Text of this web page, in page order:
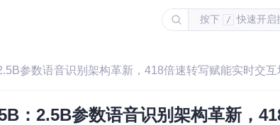
按下 / 快速开启
参数语音识别架构革新，418倍速转写赋能实时交互
：2.5B参数语音识别架构革新，